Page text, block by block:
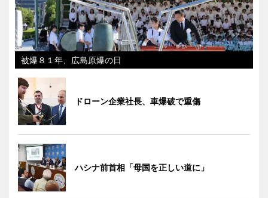
被爆８１年、広島原爆の日
ドローン企業社長、車爆破で重傷
ハシナ前首相「母国を正しい道に」